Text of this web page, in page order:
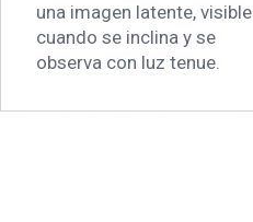
una imagen latente, visible
cuando se inclina y se
observa con luz tenue.